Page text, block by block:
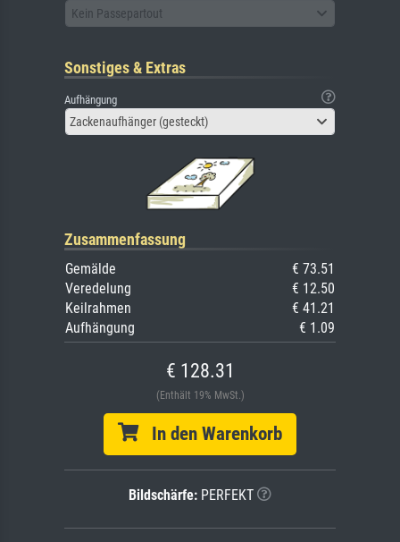
Kein Passepartout
Sonstiges & Extras
Aufhängung
Zackenaufhänger (gesteckt)
Zusammenfassung
Gemälde
€ 73.51
Veredelung
€ 12.50
Keilrahmen
€ 41.21
Aufhängung
€ 1.09
€ 128.31
(Enthält 19% MwSt.)
In den Warenkorb
Bildschärfe: PERFEKT